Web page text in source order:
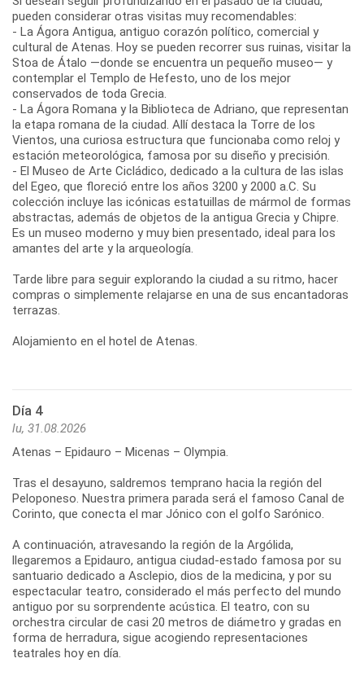
pueden considerar otras visitas muy recomendables:
- La Ágora Antigua, antiguo corazón político, comercial y
cultural de Atenas. Hoy se pueden recorrer sus ruinas, visitar la
Stoa de Átalo —donde se encuentra un pequeño museo— y
contemplar el Templo de Hefesto, uno de los mejor
conservados de toda Grecia.
- La Ágora Romana y la Biblioteca de Adriano, que representan
la etapa romana de la ciudad. Allí destaca la Torre de los
Vientos, una curiosa estructura que funcionaba como reloj y
estación meteorológica, famosa por su diseño y precisión.
- El Museo de Arte Cicládico, dedicado a la cultura de las islas
del Egeo, que floreció entre los años 3200 y 2000 a.C. Su
colección incluye las icónicas estatuillas de mármol de formas
abstractas, además de objetos de la antigua Grecia y Chipre.
Es un museo moderno y muy bien presentado, ideal para los
amantes del arte y la arqueología.
Tarde libre para seguir explorando la ciudad a su ritmo, hacer
compras o simplemente relajarse en una de sus encantadoras
terrazas.
Alojamiento en el hotel de Atenas.
Día 4
lu, 31.08.2026
Atenas – Epidauro – Micenas – Olympia.
Tras el desayuno, saldremos temprano hacia la región del
Peloponeso. Nuestra primera parada será el famoso Canal de
Corinto, que conecta el mar Jónico con el golfo Sarónico.
A continuación, atravesando la región de la Argólida,
llegaremos a Epidauro, antigua ciudad-estado famosa por su
santuario dedicado a Asclepio, dios de la medicina, y por su
espectacular teatro, considerado el más perfecto del mundo
antiguo por su sorprendente acústica. El teatro, con su
orchestra circular de casi 20 metros de diámetro y gradas en
forma de herradura, sigue acogiendo representaciones
teatrales hoy en día.